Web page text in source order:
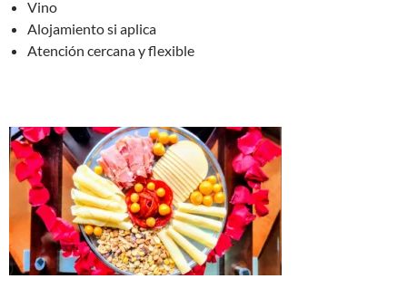
Vino
Alojamiento si aplica
Atención cercana y flexible